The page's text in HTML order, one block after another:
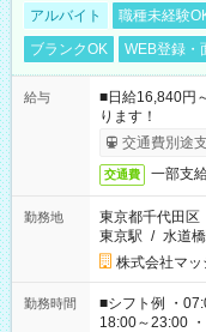
アルバイト 職種未経験
ブランクOK
WEB登録・
給与
■日給16,840円
ります！
交通費別途
交通費 一部支
勤務地
東京都千代田区
東京駅 / 水道
株式会社マッ
勤務時間
■シフト例 ・
18:00～23:00